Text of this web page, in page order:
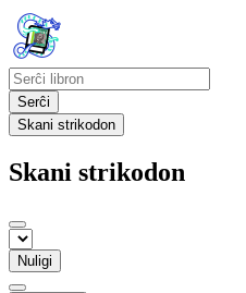
Serĉi
Skani strikodon
Skani strikodon
Nuligi